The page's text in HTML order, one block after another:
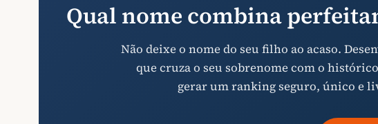
Qual nome combina
Não deixe o nome do seu filho ao acaso.
que cruza o seu sobrenome com o
gerar um ranking seguro, único e